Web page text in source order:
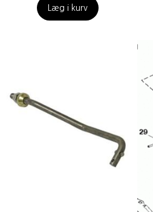
Læg i kurv